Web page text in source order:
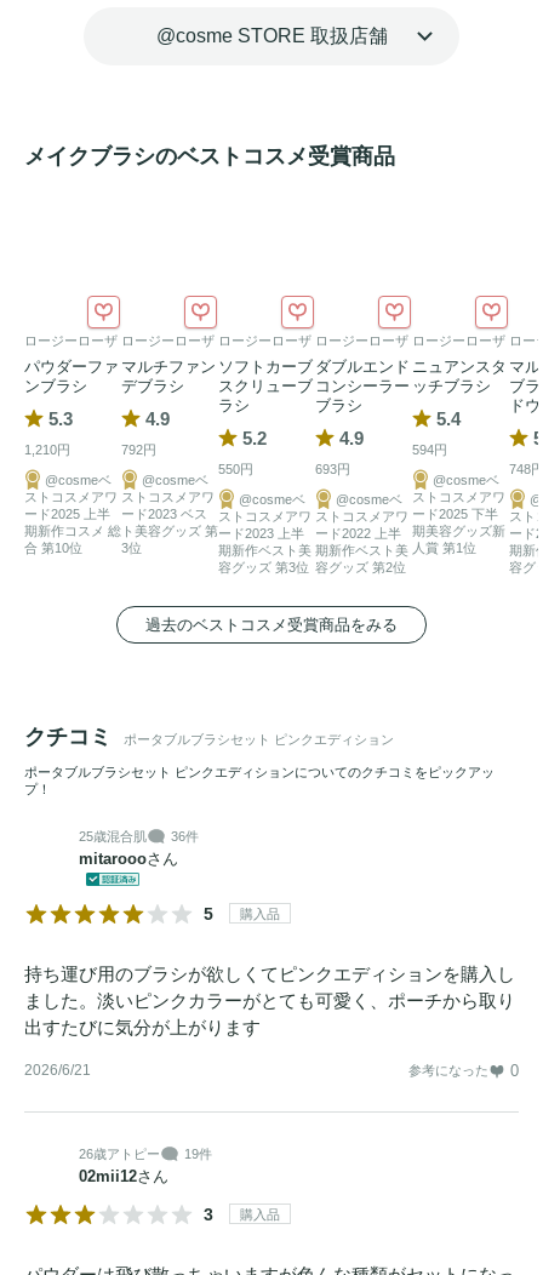
さを手軽に表現できるように最低限なブラシセット構成。ポ
@cosme STORE 取扱店舗
メイクブラシのベストコスメ受賞商品
ロージーローザ
パウダーファ
ンブラシ
5.3
1,210円
@cosmeベ
ストコスメアワ
ード2025 上半
期新作コスメ 総
合 第10位
ロージーローザ
マルチファン
デブラシ
4.9
792円
@cosmeベ
ストコスメアワ
ード2023 ベス
ト美容グッズ 第
3位
ロージーローザ
ソフトカーブ
スクリューブ
ラシ
5.2
550円
@cosmeベ
ストコスメアワ
ード2023 上半
期新作ベスト美
容グッズ 第3位
ロージーローザ
ダブルエンド
コンシーラー
ブラシ
4.9
693円
@cosmeベ
ストコスメアワ
ード2022 上半
期新作ベスト美
容グッズ 第2位
ロージーローザ
ニュアンスタ
ッチブラシ
5.4
594円
@cosmeベ
ストコスメアワ
ード2025 下半
期美容グッズ新
人賞 第1位
ロー
マ
ブ
ド
748円
スト
ード
期新
容グ
過去のベストコスメ受賞商品をみる
クチコミ ポータブルブラシセット ピンクエディション
ポータブルブラシセット ピンクエディションについてのクチコミをピックアッ
プ！
25歳混合肌 36件
mitaroooさん
5 購入品
持ち運び用のブラシが欲しくてピンクエディションを購入し
ました。淡いピンクカラーがとても可愛く、ポーチから取り
出すたびに気分が上がります
2026/6/21 参考になった 0
26歳アトピー 19件
02mii12さん
3 購入品